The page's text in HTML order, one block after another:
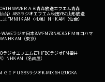
WAVEＲＡＢ青森放送エフエム青森
台） ABSラジオエフエム秋田YBC山形放送
まFMNHK AM（札幌） NHK AM（仙台）
WAVEラジオ日本BAYFM78NACK5 ＦＭヨコハマ
NHK AM（東京）
ラジオエフエム石川FBCラジオFM福井
NHK AM（名古屋）
ＧＩＦＵ SBSラジオK-MIX SHIZUOKA